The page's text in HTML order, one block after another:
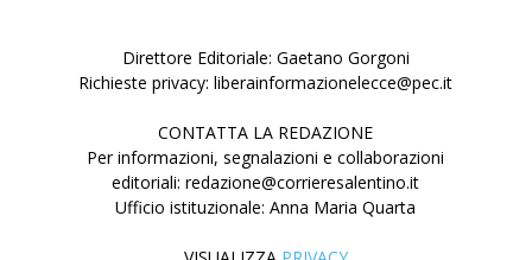
Direttore Editoriale: Gaetano Gorgoni
Richieste privacy: liberainformazionelecce@pec.it
CONTATTA LA REDAZIONE
Per informazioni, segnalazioni e collaborazioni
editoriali: redazione@corrieresalentino.it
Ufficio istituzionale: Anna Maria Quarta